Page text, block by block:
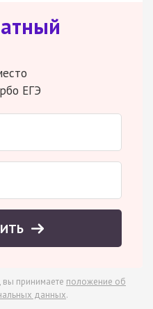
ЕГЭ
вы принимаете положение об
данных.